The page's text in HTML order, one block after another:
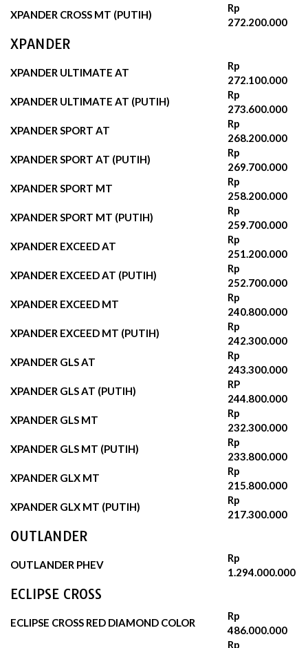
XPANDER CROSS MT (PUTIH)
Rp
272.200.000‬
XPANDER
XPANDER ULTIMATE AT
Rp
272.100.000
XPANDER ULTIMATE AT (PUTIH)
Rp
273.600.000
XPANDER SPORT AT
Rp
268.200.000‬
XPANDER SPORT AT (PUTIH)
Rp
269.700.000‬
XPANDER SPORT MT
Rp
258.200.000‬
XPANDER SPORT MT (PUTIH)
Rp
259.700.000‬
XPANDER EXCEED AT
Rp
251.200.000‬
XPANDER EXCEED AT (PUTIH)
Rp
252.700.000‬
XPANDER EXCEED MT
Rp
240.800.000‬
XPANDER EXCEED MT (PUTIH)
Rp
242.300.000‬
XPANDER GLS AT
Rp
243.300.000
XPANDER GLS AT (PUTIH)
RP
244.800.000‬
XPANDER GLS MT
Rp
232.300.000‬
XPANDER GLS MT (PUTIH)
Rp
233.800.000
XPANDER GLX MT
Rp
215.800.000
XPANDER GLX MT (PUTIH)
Rp
217.300.000
OUTLANDER
OUTLANDER PHEV
Rp
1.294.000.000
ECLIPSE CROSS
ECLIPSE CROSS RED DIAMOND COLOR
Rp
486.000.000
Rp